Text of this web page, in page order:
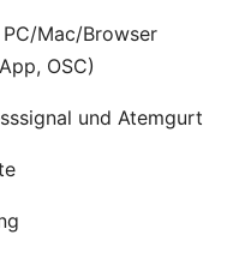
Mac/Browser
OSC)
und Atemgurt